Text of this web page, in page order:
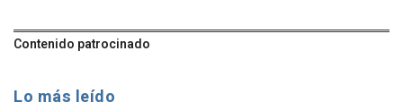
Contenido patrocinado
Lo más leído